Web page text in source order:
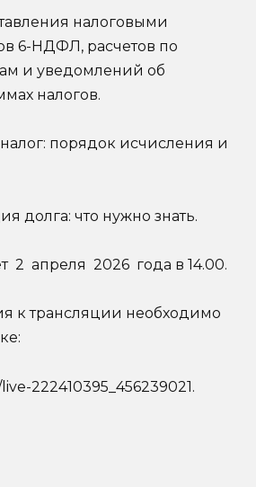
налоговыми
6-НДФЛ, расчетов по
и уведомлений об
налогов.
порядок исчисления и
долга: что нужно знать.
2 апреля 2026 года в 14.00.
к трансляции необходимо
222410395_456239021.